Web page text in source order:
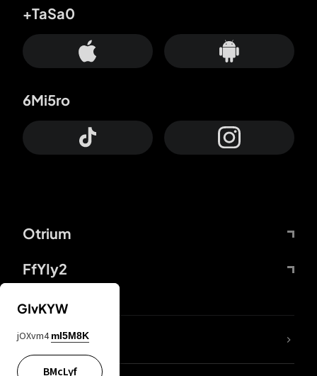
Otrium
FfYIy2
+TaSa0
6Mi5ro
DDcvSo
GIvKYW
jOXvm4 mI5M8K
BMcLyf